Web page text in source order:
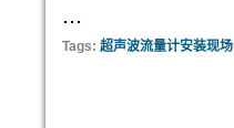
...
Tags: 超声波流量计安装现场